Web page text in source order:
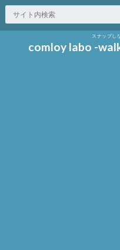
スナップし
comloy labo -